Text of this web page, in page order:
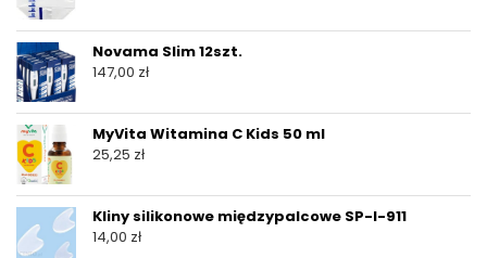
Novama Slim 12szt.
147,00 zł
MyVita Witamina C Kids 50 ml
25,25 zł
Kliny silikonowe międzypalcowe SP-I-911
14,00 zł